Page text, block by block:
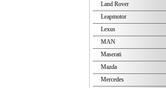
Land Rover
Leapmotor
Lexus
MAN
Maserati
Mazda
Mercedes